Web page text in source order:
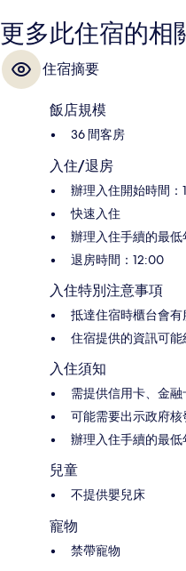
更多此住宿的相
住宿摘要
飯店規模
36 間客房
入住/退房
辦理入住開始時間：
快速入住
辦理入住手續的最低
退房時間：12:00
入住特別注意事項
抵達住宿時櫃台會
住宿提供的資訊可
入住須知
需提供信用卡、金
可能需要出示政府
辦理入住手續的最低
兒童
不提供嬰兒床
寵物
禁帶寵物